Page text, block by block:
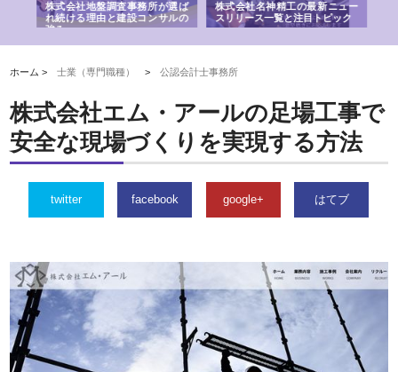
株式会社地盤調査事務所が選ば
れ続ける理由と建設コンサルの
強み
株式会社名神精工の最新ニュー
スリリース一覧と注目トピック
ホーム >士業（専門職種） >公認会計士事務所
株式会社エム・アールの足場工事で
安全な現場づくりを実現する方法
twitter facebook google+ はてブ